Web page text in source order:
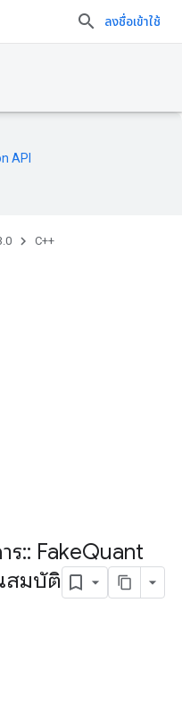
ลงชื่อเข้าใช้
API
C++
ร:: FakeQuant
มบัติ